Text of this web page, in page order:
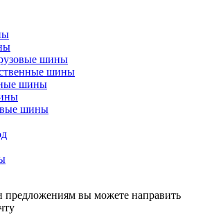
шины
шины
шины
шины
предложениям вы можете направить